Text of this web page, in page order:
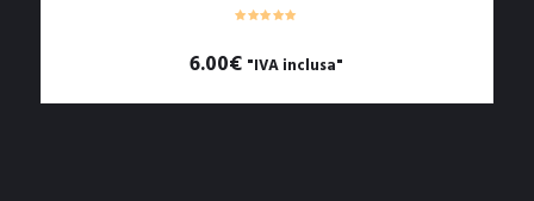
6.00€ "IVA inclusa"